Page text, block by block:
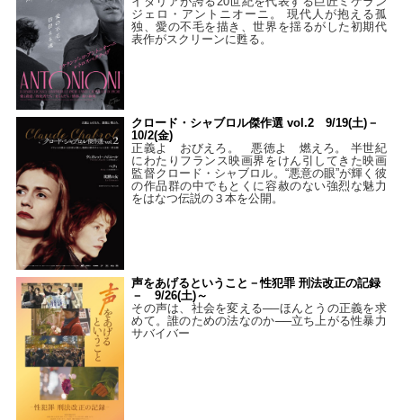
ジェロ・アントニオーニ。 現代人が抱える孤
独、愛の不毛を描き、世界を揺るがした初期代
表作がスクリーンに甦る。
クロード・シャブロル傑作選 vol.2 9/19(土)－
10/2(金)
正義よ おびえろ。 悪徳よ 燃えろ。 半世紀
にわたりフランス映画界をけん引してきた映画
監督クロード・シャブロル。“悪意の眼”が輝く彼
の作品群の中でもとくに容赦のない強烈な魅力
をはなつ伝説の３本を公開。
声をあげるということ－性犯罪 刑法改正の記録
－ 9/26(土)～
その声は、社会を変える──ほんとうの正義を求
めて。誰のための法なのか──立ち上がる性暴力
サバイバー